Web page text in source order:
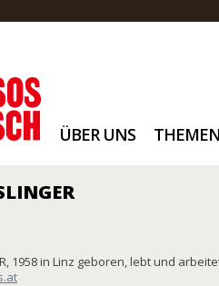
ÜBER UNS THEMEN
1958 in Linz geboren, lebt und